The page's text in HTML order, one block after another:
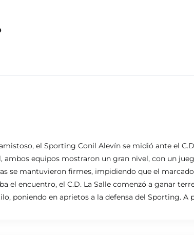
el Sporting Conil Alevín se midió ante el
equipos mostraron un gran nivel, con un
se mantuvieron firmes, impidiendo que el
el encuentro, el C.D. La Salle comenzó a ganar
poniendo en aprietos a la defensa del Sporting. A